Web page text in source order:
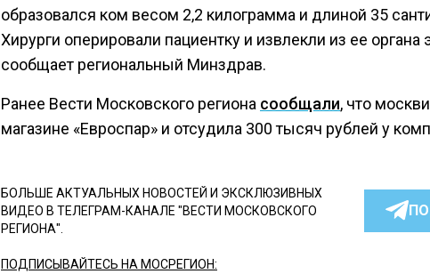
образовался ком весом 2,2 килограмма и длиной 35
Хирурги оперировали пациентку и извлекли из ее органа
сообщает региональный Минздрав.
Ранее Вести Московского региона сообщали, что
магазине «Евроспар» и отсудила 300 тысяч рублей у
БОЛЬШЕ АКТУАЛЬНЫХ НОВОСТЕЙ И ЭКСКЛЮЗИВНЫХ
ВИДЕО В ТЕЛЕГРАМ-КАНАЛЕ "ВЕСТИ МОСКОВСКОГО
РЕГИОНА".
ПОДПИСЫВАЙТЕСЬ НА МОСРЕГИОН: